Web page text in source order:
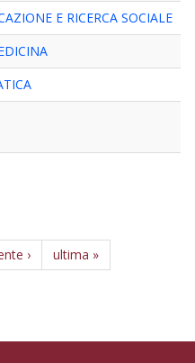
E RICERCA SOCIALE
› ultima »